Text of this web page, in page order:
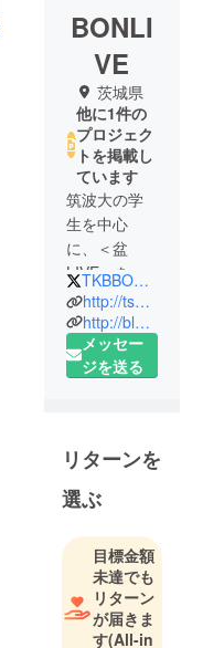
BONLI
VE
茨城県
他に1件の
プロジェク
トを掲載し
ています
筑波大の学
生を中心
に、＜盆
LIVE＞を企
画・運営し
ている実行
委員会で
す。委員の
地域のみな
さんと関わ
りながら、
自分たちも
つくば市民
として主体
的に活動で
きるような
TKBBONfesta
http://tsukuba-bondance.wixsite.com/bon-live
http://blog.livedoor.jp/bon_live/
メッセー
ジを送る
リターンを
選ぶ
目標金額
未達でも
リターン
が届きま
す(All-in